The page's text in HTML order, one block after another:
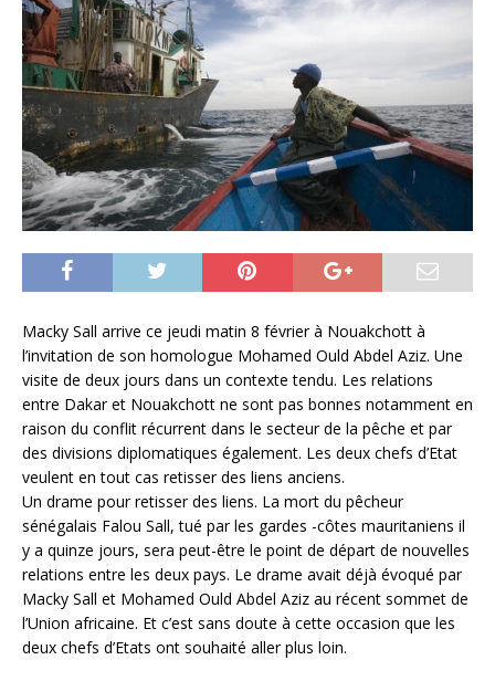
Macky Sall arrive ce jeudi matin 8 février à Nouakchott à
l’invitation de son homologue Mohamed Ould Abdel Aziz. Une
visite de deux jours dans un contexte tendu. Les relations
entre Dakar et Nouakchott ne sont pas bonnes notamment en
raison du conflit récurrent dans le secteur de la pêche et par
des divisions diplomatiques également. Les deux chefs d’Etat
veulent en tout cas retisser des liens anciens.
Un drame pour retisser des liens. La mort du pêcheur
sénégalais Falou Sall, tué par les gardes -côtes mauritaniens il
y a quinze jours, sera peut-être le point de départ de nouvelles
relations entre les deux pays. Le drame avait déjà évoqué par
Macky Sall et Mohamed Ould Abdel Aziz au récent sommet de
l’Union africaine. Et c’est sans doute à cette occasion que les
deux chefs d’Etats ont souhaité aller plus loin.